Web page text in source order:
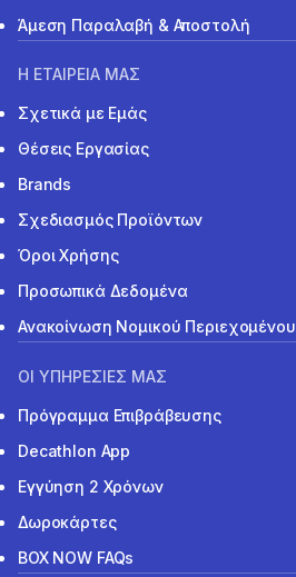
Άμεση Παραλαβή & Αποστολή
Η ΕΤΑΙΡΕΙΑ ΜΑΣ
Σχετικά με Εμάς
Θέσεις Εργασίας
Brands
Σχεδιασμός Προϊόντων
Όροι Χρήσης
Προσωπικά Δεδομένα
Ανακοίνωση Νομικού Περιεχομένου
ΟΙ ΥΠΗΡΕΣΙΕΣ ΜΑΣ
Πρόγραμμα Επιβράβευσης
Decathlon App
Εγγύηση 2 Χρόνων
Δωροκάρτες
BOX NOW FAQs